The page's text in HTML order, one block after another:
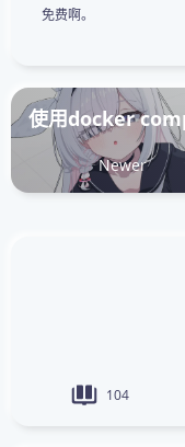
免费啊。
Newer
104